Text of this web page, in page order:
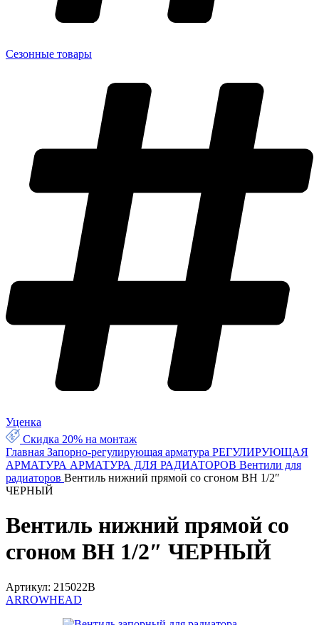
Сезонные товары
Уценка
Скидка 20% на монтаж
Главная Запорно-регулирующая арматура РЕГУЛИРУЮЩАЯ
АРМАТУРА АРМАТУРА ДЛЯ РАДИАТОРОВ Вентили для
радиаторов Вентиль нижний прямой со сгоном ВН 1/2″
ЧЕРНЫЙ
Вентиль нижний прямой со
сгоном ВН 1/2″ ЧЕРНЫЙ
Артикул: 215022B
ARROWHEAD